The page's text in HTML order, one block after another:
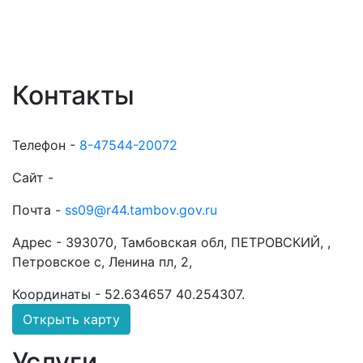
Контакты
Телефон - 8-47544-20072
Сайт -
Почта - ss09@r44.tambov.gov.ru
Адрес - 393070, Тамбовская обл, ПЕТРОВСКИЙ, ,
Петровское с, Ленина пл, 2,
Координаты - 52.634657 40.254307.
Открыть карту